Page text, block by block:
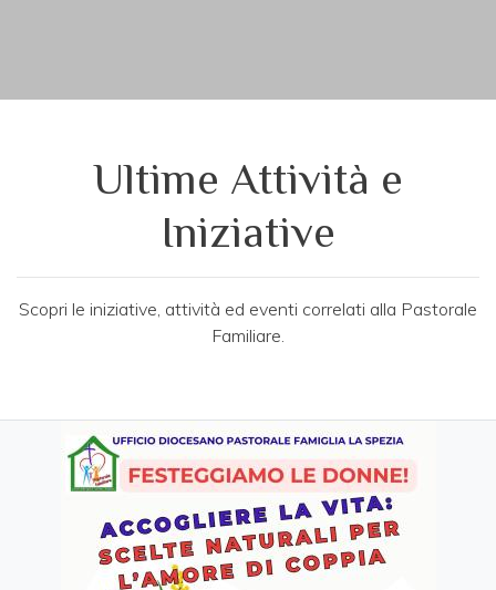
Ultime Attività e
Iniziative
Scopri le iniziative, attività ed eventi correlati alla Pastorale
Familiare.